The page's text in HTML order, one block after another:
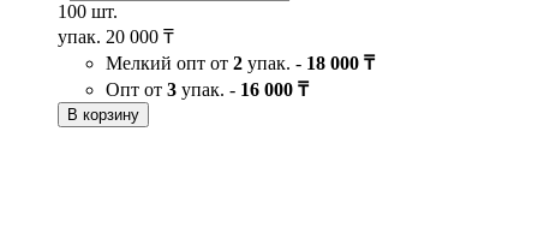
100 шт.
упак. 20 000 ₸
Мелкий опт от 2 упак. - 18 000 ₸
Опт от 3 упак. - 16 000 ₸
В корзину